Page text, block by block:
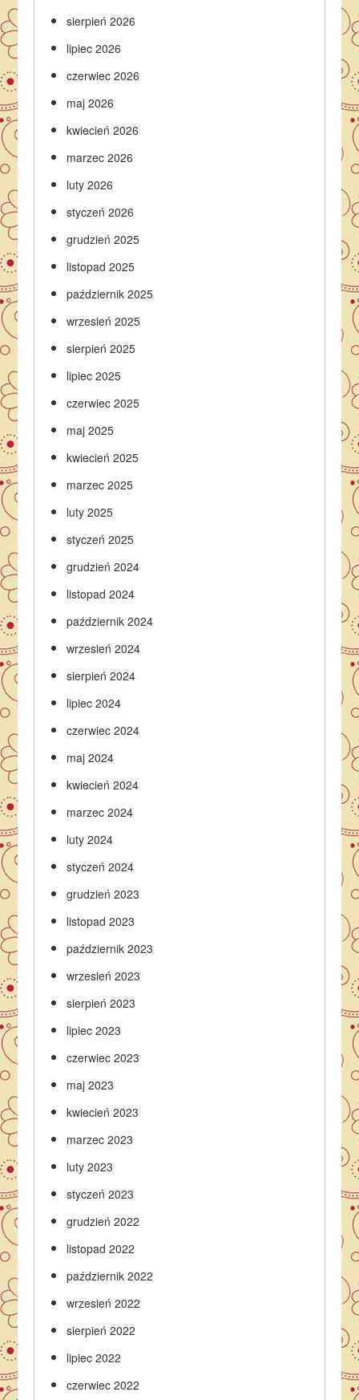
sierpień 2026
lipiec 2026
czerwiec 2026
maj 2026
kwiecień 2026
marzec 2026
luty 2026
styczeń 2026
grudzień 2025
listopad 2025
październik 2025
wrzesień 2025
sierpień 2025
lipiec 2025
czerwiec 2025
maj 2025
kwiecień 2025
marzec 2025
luty 2025
styczeń 2025
grudzień 2024
listopad 2024
październik 2024
wrzesień 2024
sierpień 2024
lipiec 2024
czerwiec 2024
maj 2024
kwiecień 2024
marzec 2024
luty 2024
styczeń 2024
grudzień 2023
listopad 2023
październik 2023
wrzesień 2023
sierpień 2023
lipiec 2023
czerwiec 2023
maj 2023
kwiecień 2023
marzec 2023
luty 2023
styczeń 2023
grudzień 2022
listopad 2022
październik 2022
wrzesień 2022
sierpień 2022
lipiec 2022
czerwiec 2022